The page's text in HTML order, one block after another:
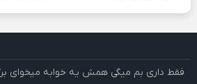
فقط داری بم میگی همش یه خوابه میخوای